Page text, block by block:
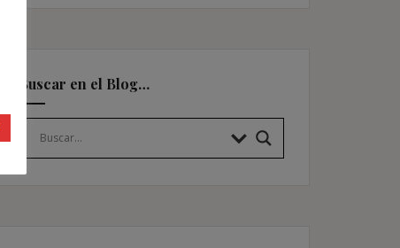
Buscar en el Blog…